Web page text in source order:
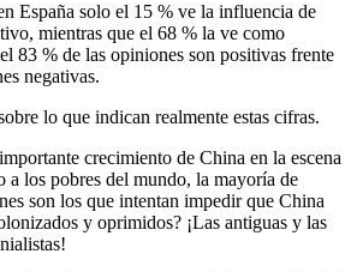
España solo el 15 % ve la influencia de
mientras que el 68 % la ve como
83 % de las opiniones son positivas frente
negativas.
lo que indican realmente estas cifras.
crecimiento de China en la escena
a los pobres del mundo, la mayoría de
son los que intentan impedir que China
y oprimidos? ¡Las antiguas y las